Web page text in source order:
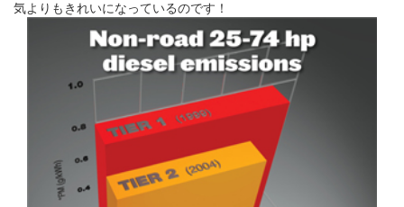
気よりもきれいになっているのです！